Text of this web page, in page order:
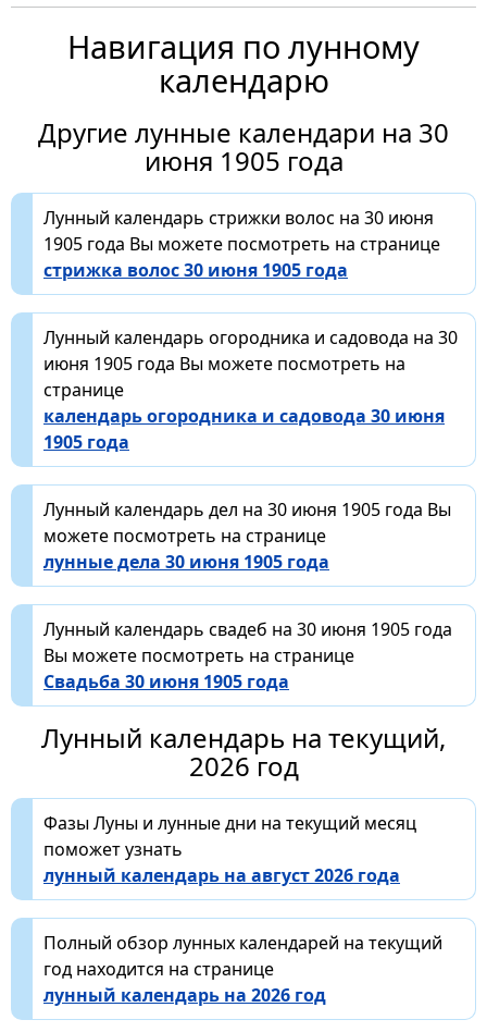
Навигация по лунному
календарю
Другие лунные календари на 30
июня 1905 года
Лунный календарь стрижки волос на 30 июня
1905 года Вы можете посмотреть на странице
стрижка волос 30 июня 1905 года
Лунный календарь огородника и садовода на 30
июня 1905 года Вы можете посмотреть на
странице
календарь огородника и садовода 30 июня
1905 года
Лунный календарь дел на 30 июня 1905 года Вы
можете посмотреть на странице
лунные дела 30 июня 1905 года
Лунный календарь свадеб на 30 июня 1905 года
Вы можете посмотреть на странице
Свадьба 30 июня 1905 года
Лунный календарь на текущий,
2026 год
Фазы Луны и лунные дни на текущий месяц
поможет узнать
лунный календарь на август 2026 года
Полный обзор лунных календарей на текущий
год находится на странице
лунный календарь на 2026 год